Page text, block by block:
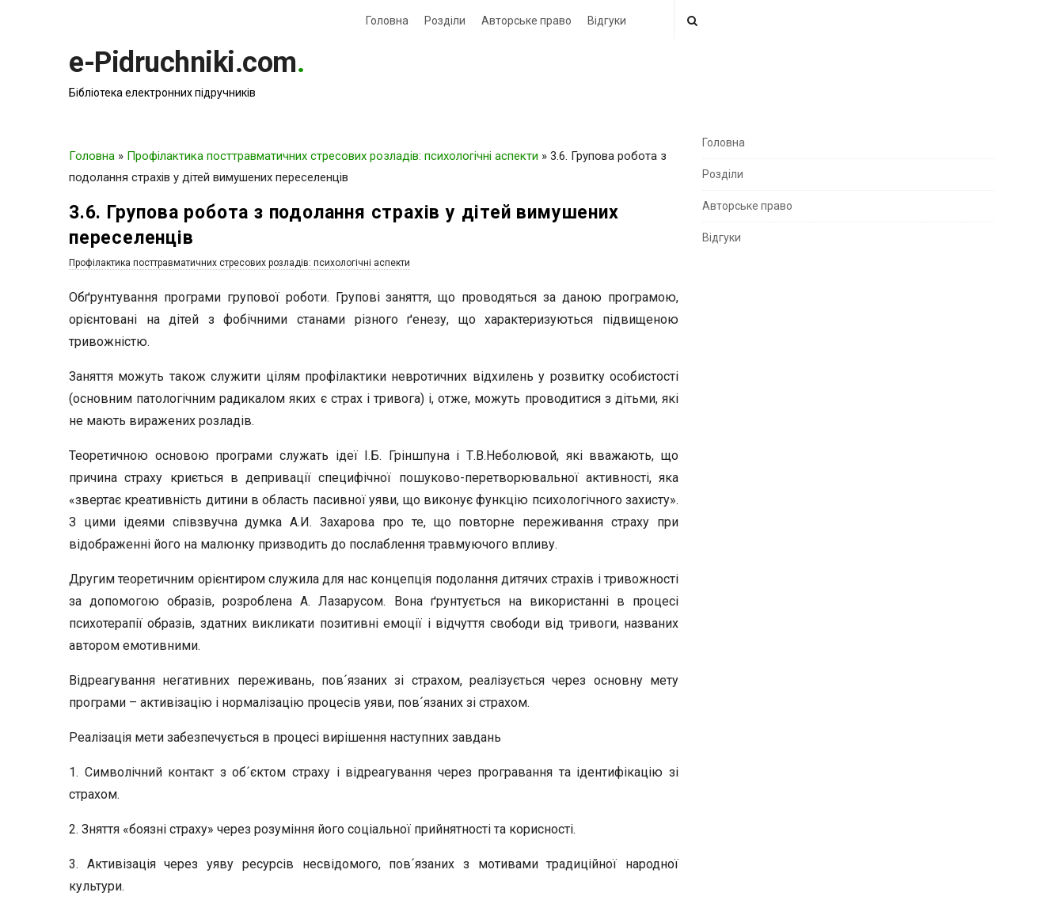
Головна Розділи Авторське право Відгуки
e-Pidruchniki.com.
Бібліотека електронних підручників
Головна » Профілактика посттравматичних стресових розладів: психологічні аспекти » 3.6. Групова робота з
подолання страхів у дітей вимушених переселенців
3.6. Групова робота з подолання страхів у дітей вимушених
переселенців
Профілактика посттравматичних стресових розладів: психологічні аспекти
Обґрунтування програми групової роботи. Групові заняття, що проводяться за даною програмою,
орієнтовані на дітей з фобічними станами різного ґенезу, що характеризуються підвищеною
тривожністю.
Заняття можуть також служити цілям профілактики невротичних відхилень у розвитку особистості
(основним патологічним радикалом яких є страх і тривога) і, отже, можуть проводитися з дітьми, які
не мають виражених розладів.
Теоретичною основою програми служать ідеї І.Б. Гріншпуна і Т.В.Неболювой, які вважають, що
причина страху криється в депривації специфічної пошуково-перетворювальної активності, яка
«звертає креативність дитини в область пасивної уяви, що виконує функцію психологічного захисту».
З цими ідеями співзвучна думка А.И. Захарова про те, що повторне переживання страху при
відображенні його на малюнку призводить до послаблення травмуючого впливу.
Другим теоретичним орієнтиром служила для нас концепція подолання дитячих страхів і тривожності
за допомогою образів, розроблена А. Лазарусом. Вона ґрунтується на використанні в процесі
психотерапії образів, здатних викликати позитивні емоції і відчуття свободи від тривоги, названих
автором емотивними.
Відреагування негативних переживань, пов´язаних зі страхом, реалізується через основну мету
програми – активізацію і нормалізацію процесів уяви, пов´язаних зі страхом.
Реалізація мети забезпечується в процесі вирішення наступних завдань
1. Символічний контакт з об´єктом страху і відреагування через програвання та ідентифікацію зі
страхом.
2. Зняття «боязні страху» через розуміння його соціальної прийнятності та корисності.
3. Активізація через уяву ресурсів несвідомого, пов´язаних з мотивами традиційної народної
культури.
S
e
S
Головна
Розділи
Авторське право
Відгуки